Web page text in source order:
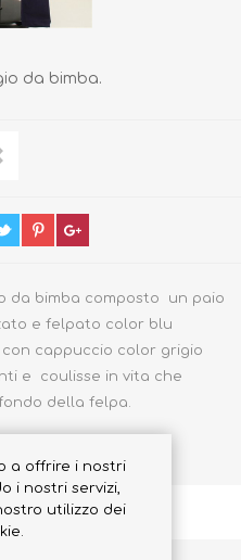
da bimba.
da bimba composto un paio
e felpato color blu
cappuccio color grigio
e coulisse in vita che
della felpa.
a offrire i nostri
i nostri servizi,
utilizzo dei